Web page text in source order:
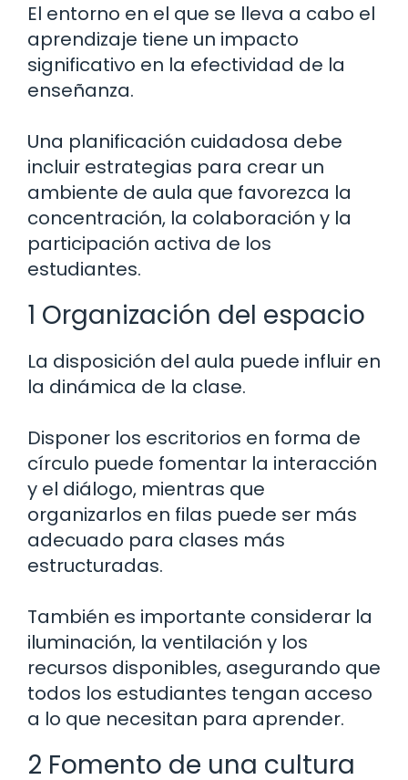
El entorno en el que se lleva a cabo el
aprendizaje tiene un impacto
significativo en la efectividad de la
enseñanza.
Una planificación cuidadosa debe
incluir estrategias para crear un
ambiente de aula que favorezca la
concentración, la colaboración y la
participación activa de los
estudiantes.
1 Organización del espacio
La disposición del aula puede influir en
la dinámica de la clase.
Disponer los escritorios en forma de
círculo puede fomentar la interacción
y el diálogo, mientras que
organizarlos en filas puede ser más
adecuado para clases más
estructuradas.
También es importante considerar la
iluminación, la ventilación y los
recursos disponibles, asegurando que
todos los estudiantes tengan acceso
a lo que necesitan para aprender.
2 Fomento de una cultura